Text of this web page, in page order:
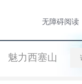
无障碍阅读
魅力西塞山